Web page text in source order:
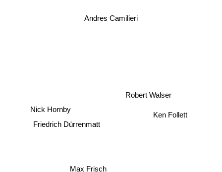
Andres Camilieri
Robert Walser
Friedrich Dürrenmatt
Max Frisch
Ken Follett
Nick Hornby